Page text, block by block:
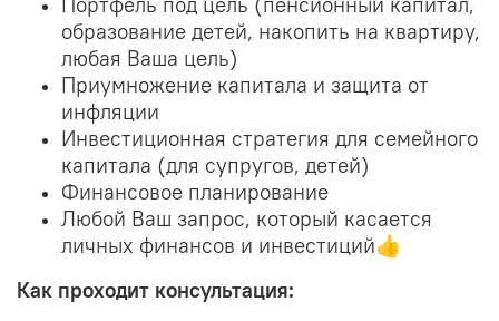
Портфель под цель (пенсионный капитал,
образование детей, накопить на квартиру,
любая Ваша цель)
Приумножение капитала и защита от
инфляции
Инвестиционная стратегия для семейного
капитала (для супругов, детей)
Финансовое планирование
Любой Ваш запрос, который касается
личных финансов и инвестиций👍
Как проходит консультация: